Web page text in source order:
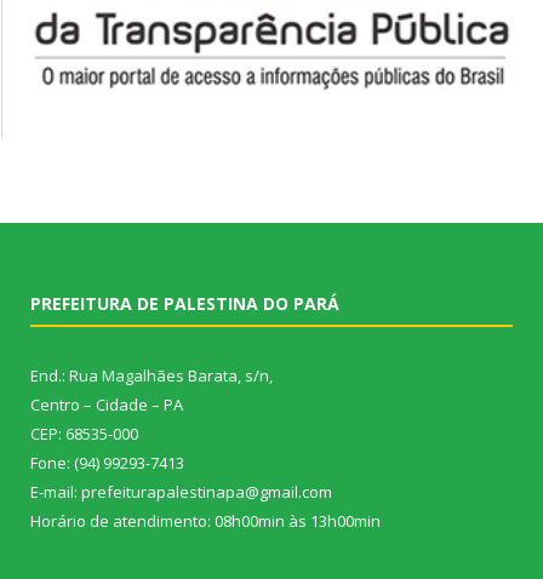
PREFEITURA DE PALESTINA DO PARÁ
End.: Rua Magalhães Barata, s/n,
Centro – Cidade – PA
CEP: 68535-000
Fone: (94) 99293-7413
E-mail: prefeiturapalestinapa@gmail.com
Horário de atendimento: 08h00min às 13h00min